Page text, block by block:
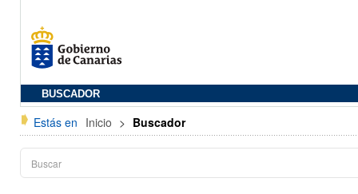
BUSCADOR
Estás en Inicio > Buscador